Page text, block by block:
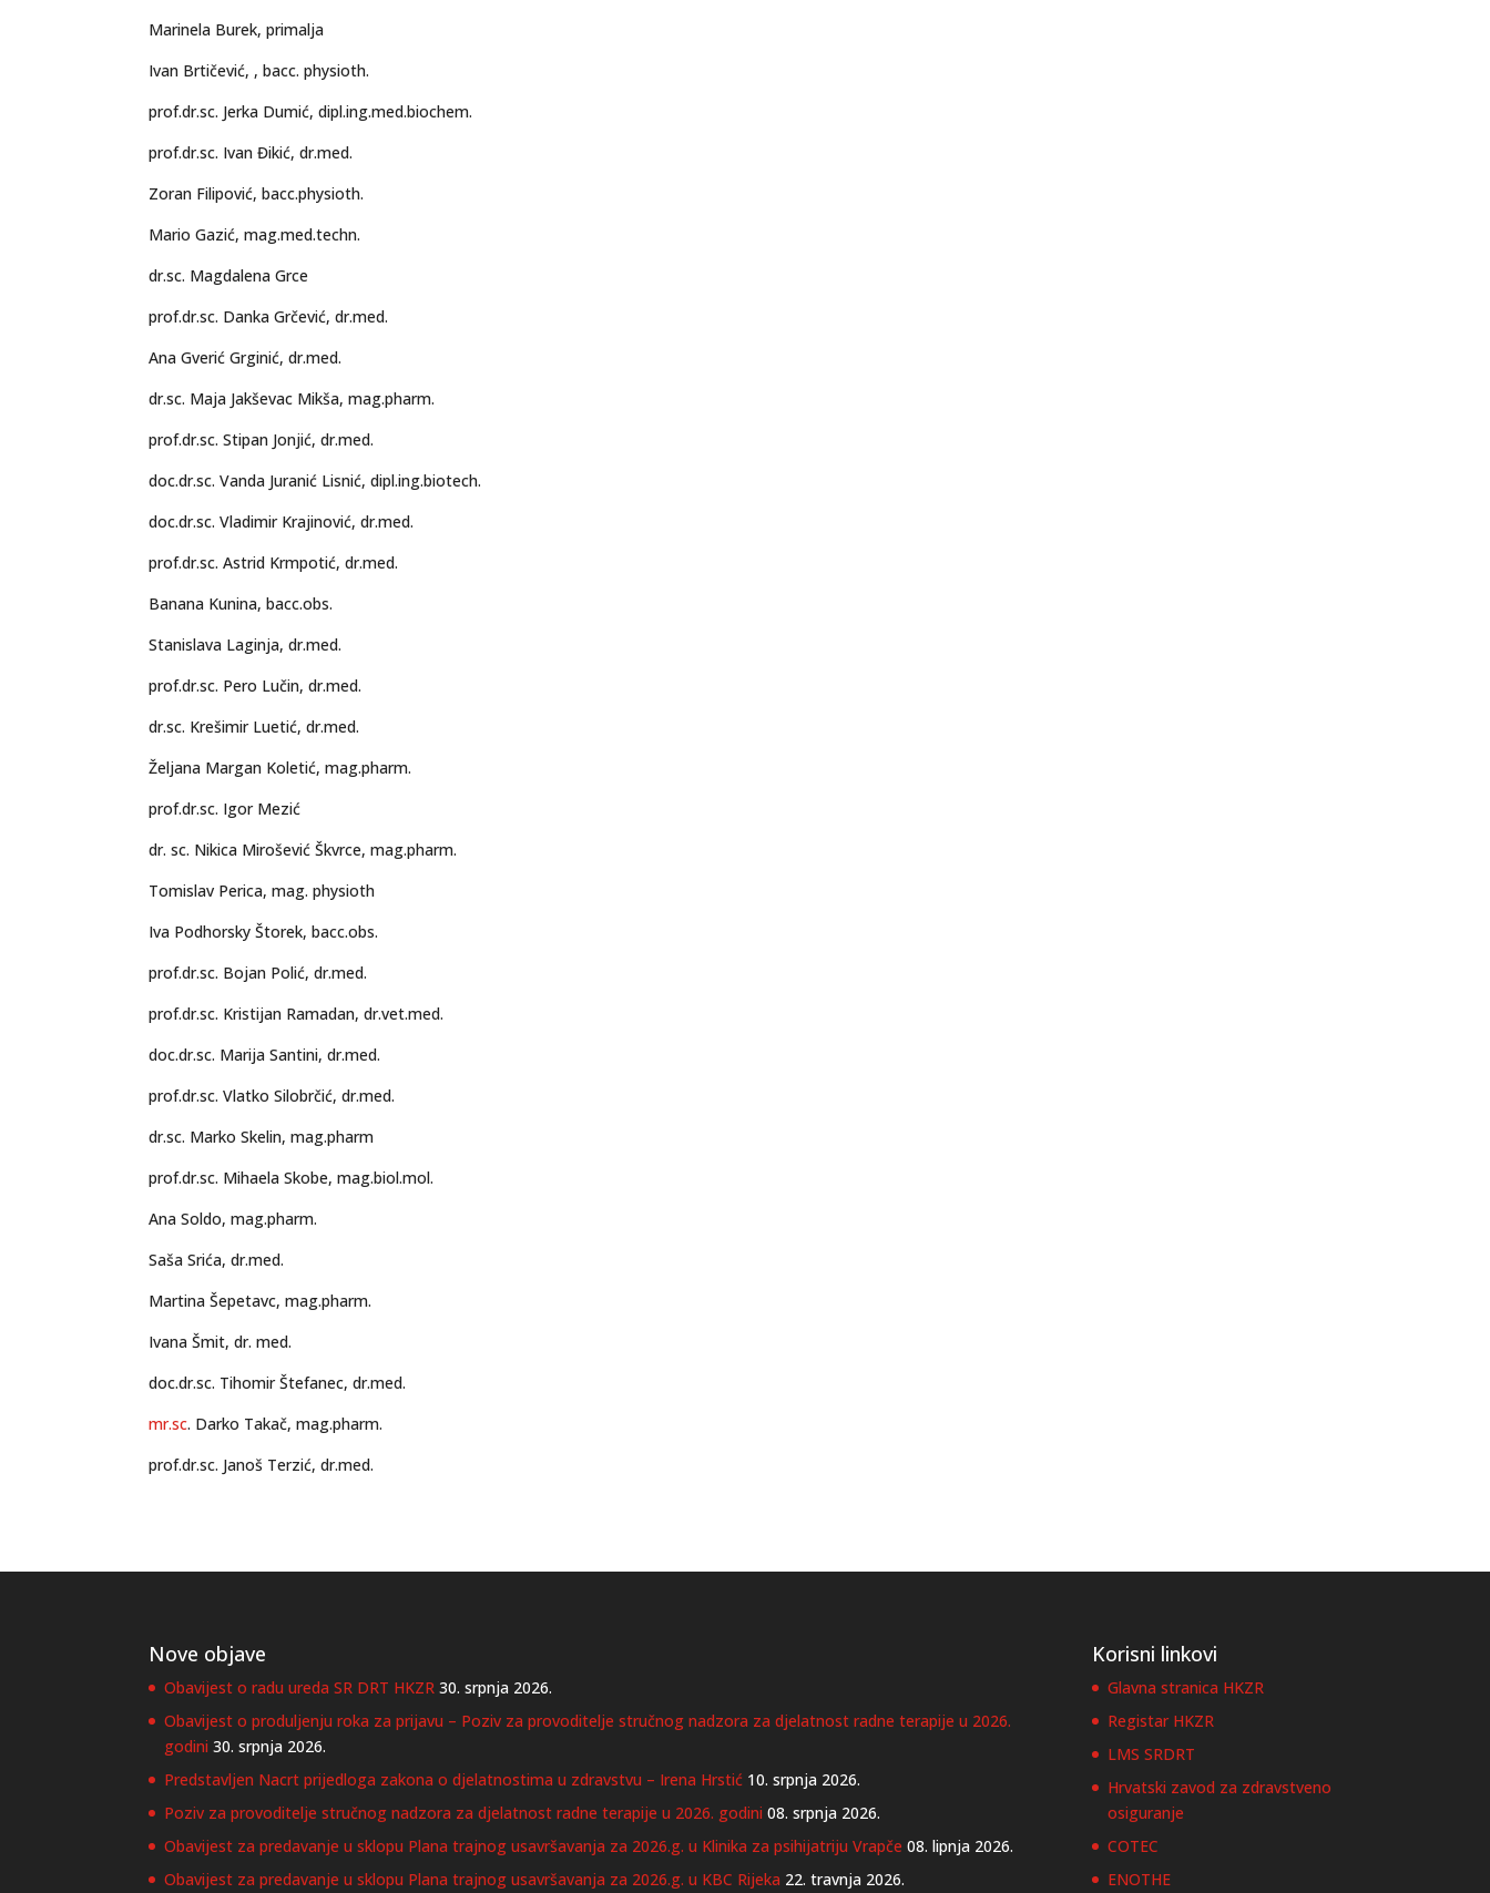
Marinela Burek, primalja
Ivan Brtičević, , bacc. physioth.
prof.dr.sc. Jerka Dumić, dipl.ing.med.biochem.
prof.dr.sc. Ivan Đikić, dr.med.
Zoran Filipović, bacc.physioth.
Mario Gazić, mag.med.techn.
dr.sc. Magdalena Grce
prof.dr.sc. Danka Grčević, dr.med.
Ana Gverić Grginić, dr.med.
dr.sc. Maja Jakševac Mikša, mag.pharm.
prof.dr.sc. Stipan Jonjić, dr.med.
doc.dr.sc. Vanda Juranić Lisnić, dipl.ing.biotech.
doc.dr.sc. Vladimir Krajinović, dr.med.
prof.dr.sc. Astrid Krmpotić, dr.med.
Banana Kunina, bacc.obs.
Stanislava Laginja, dr.med.
prof.dr.sc. Pero Lučin, dr.med.
dr.sc. Krešimir Luetić, dr.med.
Željana Margan Koletić, mag.pharm.
prof.dr.sc. Igor Mezić
dr. sc. Nikica Mirošević Škvrce, mag.pharm.
Tomislav Perica, mag. physioth
Iva Podhorsky Štorek, bacc.obs.
prof.dr.sc. Bojan Polić, dr.med.
prof.dr.sc. Kristijan Ramadan, dr.vet.med.
doc.dr.sc. Marija Santini, dr.med.
prof.dr.sc. Vlatko Silobrčić, dr.med.
dr.sc. Marko Skelin, mag.pharm
prof.dr.sc. Mihaela Skobe, mag.biol.mol.
Ana Soldo, mag.pharm.
Saša Srića, dr.med.
Martina Šepetavc, mag.pharm.
Ivana Šmit, dr. med.
doc.dr.sc. Tihomir Štefanec, dr.med.
mr.sc. Darko Takač, mag.pharm.
prof.dr.sc. Janoš Terzić, dr.med.
Nove objave
Obavijest o radu ureda SR DRT HKZR 30. srpnja 2026.
Obavijest o produljenju roka za prijavu – Poziv za provoditelje stručnog nadzora za djelatnost radne terapije u 2026.
godini 30. srpnja 2026.
Predstavljen Nacrt prijedloga zakona o djelatnostima u zdravstvu – Irena Hrstić 10. srpnja 2026.
Poziv za provoditelje stručnog nadzora za djelatnost radne terapije u 2026. godini 08. srpnja 2026.
Obavijest za predavanje u sklopu Plana trajnog usavršavanja za 2026.g. u Klinika za psihijatriju Vrapče 08. lipnja 2026.
Obavijest za predavanje u sklopu Plana trajnog usavršavanja za 2026.g. u KBC Rijeka 22. travnja 2026.
Korisni linkovi
Glavna stranica HKZR
Registar HKZR
LMS SRDRT
Hrvatski zavod za zdravstveno
osiguranje
COTEC
ENOTHE